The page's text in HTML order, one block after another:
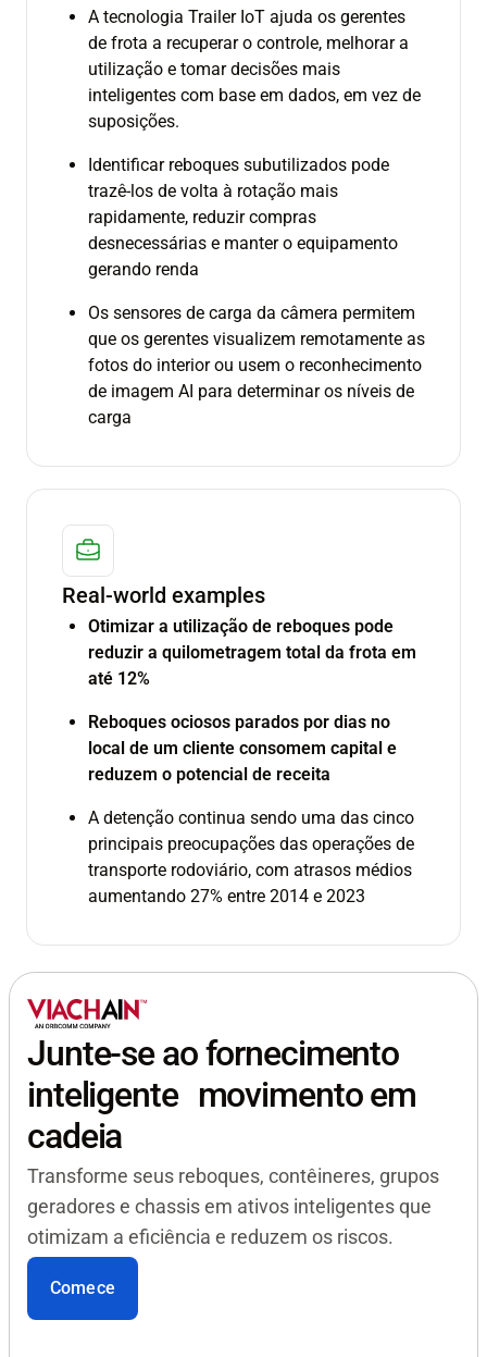
A tecnologia Trailer IoT ajuda os gerentes
de frota a recuperar o controle, melhorar a
utilização e tomar decisões mais
inteligentes com base em dados, em vez de
suposições.
Identificar reboques subutilizados pode
trazê-los de volta à rotação mais
rapidamente, reduzir compras
desnecessárias e manter o equipamento
gerando renda
Os sensores de carga da câmera permitem
que os gerentes visualizem remotamente as
fotos do interior ou usem o reconhecimento
de imagem AI para determinar os níveis de
carga
Real-world examples
Otimizar a utilização de reboques pode
reduzir a quilometragem total da frota em
até 12%
Reboques ociosos parados por dias no
local de um cliente consomem capital e
reduzem o potencial de receita
A detenção continua sendo uma das cinco
principais preocupações das operações de
transporte rodoviário, com atrasos médios
aumentando 27% entre 2014 e 2023
Junte-se ao fornecimento
inteligente movimento em
cadeia
Transforme seus reboques, contêineres, grupos
geradores e chassis em ativos inteligentes que
otimizam a eficiência e reduzem os riscos.
Comece